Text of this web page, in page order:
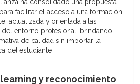
ha consolidado una propuesta
facilitar el acceso a una formación
actualizada y orientada a las
del entorno profesional, brindando
de calidad sin importar la
del estudiante.
y reconocimiento